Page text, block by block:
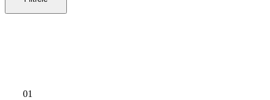
01